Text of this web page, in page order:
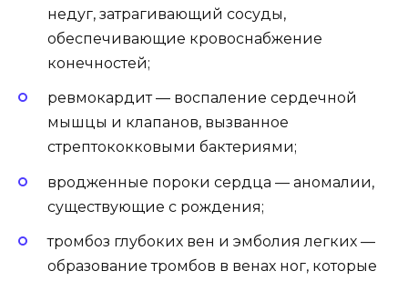
недуг, затрагивающий сосуды,
обеспечивающие кровоснабжение
конечностей;
ревмокардит — воспаление сердечной
мышцы и клапанов, вызванное
стрептококковыми бактериями;
вродженные пороки сердца — аномалии,
существующие с рождения;
тромбоз глубоких вен и эмболия легких —
образование тромбов в венах ног, которые